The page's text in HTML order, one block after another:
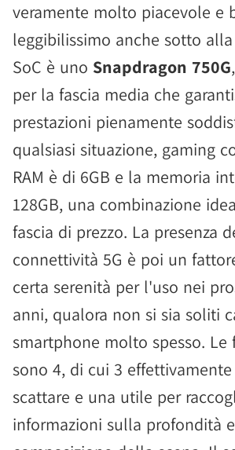
veramente molto piacevole e
leggibilissimo anche sotto
SoC è uno Snapdragon 750G
per la fascia media che
prestazioni pienamente
qualsiasi situazione, gaming
RAM è di 6GB e la memoria
128GB, una combinazione
fascia di prezzo. La presenza
connettività 5G è poi un
certa serenità per l'uso nei
anni, qualora non si sia soliti
smartphone molto spesso. Le
sono 4, di cui 3
scattare e una utile per
informazioni sulla profondità